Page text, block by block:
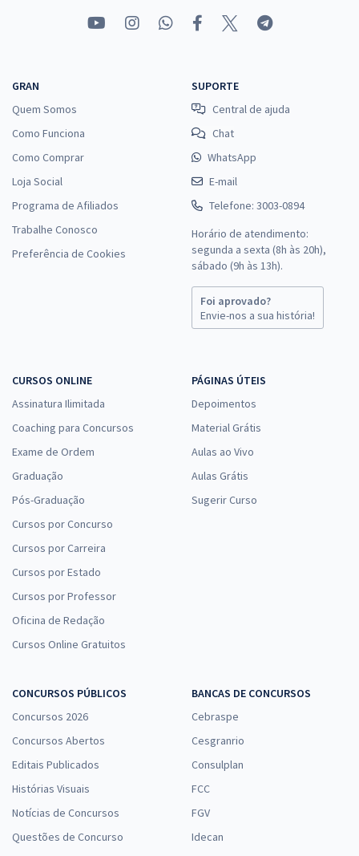
GRAN
Quem Somos
Como Funciona
Como Comprar
Loja Social
Programa de Afiliados
Trabalhe Conosco
Preferência de Cookies
SUPORTE
Central de ajuda
Chat
WhatsApp
E-mail
Telefone: 3003-0894
Horário de atendimento:
segunda a sexta (8h às 20h),
sábado (9h às 13h).
Foi aprovado?
Envie-nos a sua história!
CURSOS ONLINE
Assinatura Ilimitada
Coaching para Concursos
Exame de Ordem
Graduação
Pós-Graduação
Cursos por Concurso
Cursos por Carreira
Cursos por Estado
Cursos por Professor
Oficina de Redação
Cursos Online Gratuitos
PÁGINAS ÚTEIS
Depoimentos
Material Grátis
Aulas ao Vivo
Aulas Grátis
Sugerir Curso
CONCURSOS PÚBLICOS
Concursos 2026
Concursos Abertos
Editais Publicados
Histórias Visuais
Notícias de Concursos
Questões de Concurso
BANCAS DE CONCURSOS
Cebraspe
Cesgranrio
Consulplan
FCC
FGV
Idecan